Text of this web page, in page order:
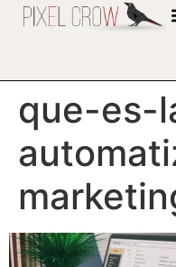
contenido
que-es-